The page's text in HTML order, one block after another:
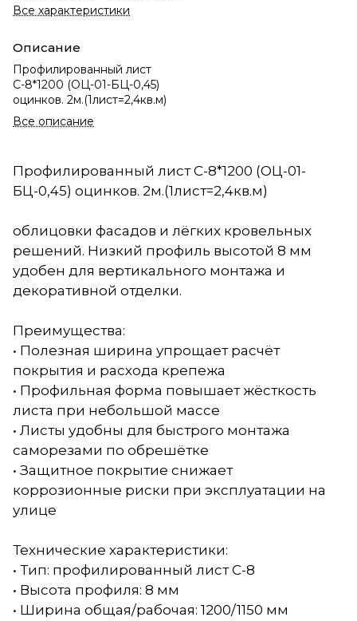
Все характеристики
Описание
Профилированный лист
С-8*1200 (ОЦ-01-БЦ-0,45)
оцинков. 2м.(1лист=2,4кв.м)
Все описание
Профилированный лист С-8*1200 (ОЦ-01-
БЦ-0,45) оцинков. 2м.(1лист=2,4кв.м)
облицовки фасадов и лёгких кровельных
решений. Низкий профиль высотой 8 мм
удобен для вертикального монтажа и
декоративной отделки.
Преимущества:
• Полезная ширина упрощает расчёт
покрытия и расхода крепежа
• Профильная форма повышает жёсткость
листа при небольшой массе
• Листы удобны для быстрого монтажа
саморезами по обрешётке
• Защитное покрытие снижает
коррозионные риски при эксплуатации на
улице
Технические характеристики:
• Тип: профилированный лист С-8
• Высота профиля: 8 мм
• Ширина общая/рабочая: 1200/1150 мм